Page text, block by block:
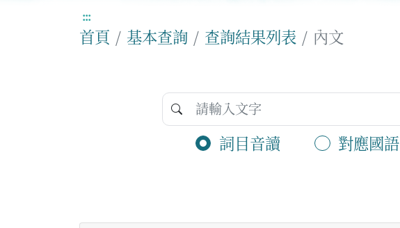
:::
首頁 基本查詢 查詢結果列表 內文
詞目音讀 對應國語